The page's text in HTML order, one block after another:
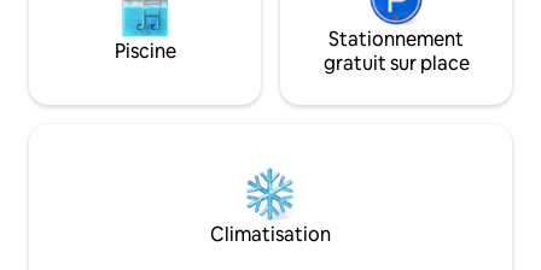
Piscine
Stationnement
gratuit sur place
Climatisation